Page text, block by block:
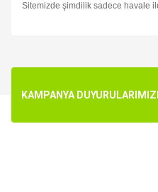
Sitemizde şimdilik sadece havale
Ürün resmi kalitesiz,
KAMPANYA